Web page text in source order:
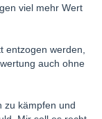
viel mehr Wert
entzogen werden,
auch ohne
zu kämpfen und